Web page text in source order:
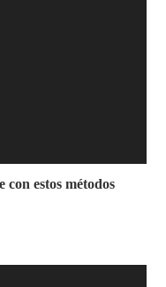
con estos métodos